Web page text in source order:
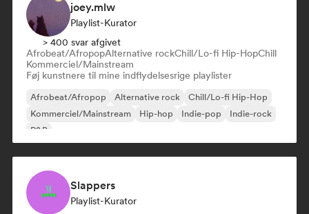
joey.mlw
Playlist-Kurator
> 400 svar afgivet
Afrobeat/AfropopAlternative rockChill/Lo-fi Hip-HopChill
Kommerciel/Mainstream
Føj kunstnere til mine indflydelsesrige playlister
Afrobeat/Afropop Alternative rock
Chill/Lo-fi Hip-Hop
Kommerciel/Mainstream
Hip-hop Indie-pop
Indie-rock
R&B
Slappers
Playlist-Kurator